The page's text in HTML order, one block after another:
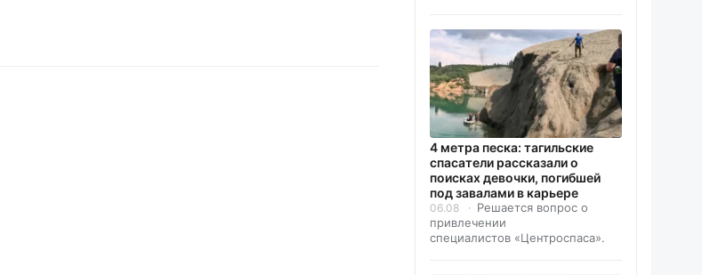
4 метра песка: тагильские
спасатели рассказали о
поисках девочки, погибшей
под завалами в карьере
06.08
Решается вопрос о
привлечении
специалистов «Центроспаса».